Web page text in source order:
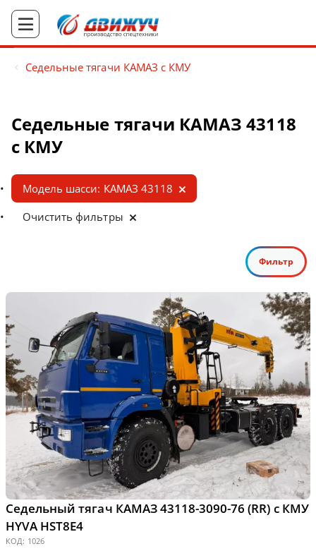
Седельные тягачи КАМАЗ с КМУ
Седельные тягачи КАМАЗ 43118
с КМУ
Модель шасси: КАМАЗ 43118
Очистить фильтры
Фильтр
Седельный тягач КАМАЗ 43118-3090-76 (RR) с КМУ
HYVA HST8E4
КОД: 1026